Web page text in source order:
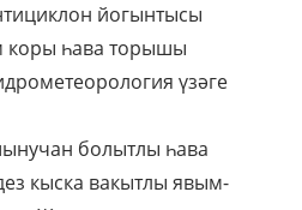
йогынтысы
коры һава торышы
үзәге
болытлы һава
кыска вакытлы явым-